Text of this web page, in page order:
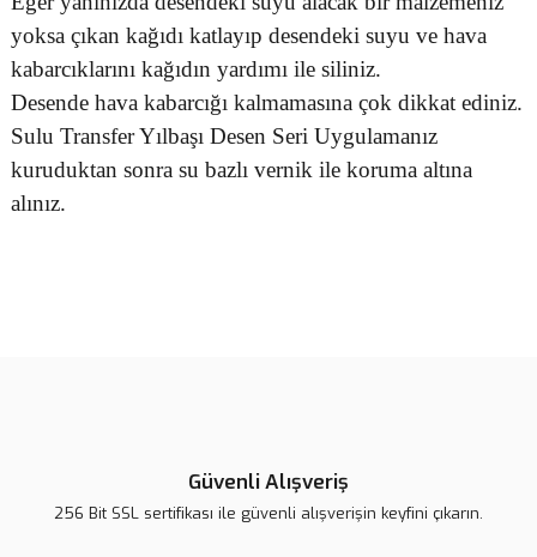
yoksa çıkan kağıdı katlayıp desendeki suyu ve hava
kabarcıklarını kağıdın yardımı ile siliniz.
Desende hava kabarcığı kalmamasına çok dikkat ediniz.
Sulu Transfer Yılbaşı Desen Seri Uygulamanız
kuruduktan sonra su bazlı vernik ile koruma altına
alınız.
Güvenli Alışveriş
256 Bit SSL sertifikası ile güvenli alışverişin keyfini çıkarın.